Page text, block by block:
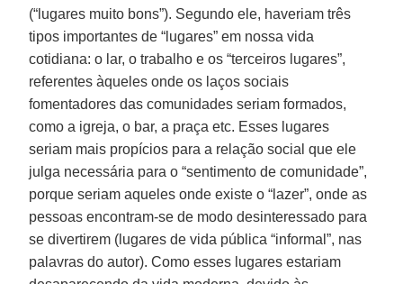
(“lugares muito bons”). Segundo ele, haveriam três
tipos importantes de “lugares” em nossa vida
cotidiana: o lar, o trabalho e os “terceiros lugares”,
referentes àqueles onde os laços sociais
fomentadores das comunidades seriam formados,
como a igreja, o bar, a praça etc. Esses lugares
seriam mais propícios para a relação social que ele
julga necessária para o “sentimento de comunidade”,
porque seriam aqueles onde existe o “lazer”, onde as
pessoas encontram-se de modo desinteressado para
se divertirem (lugares de vida pública “informal”, nas
palavras do autor). Como esses lugares estariam